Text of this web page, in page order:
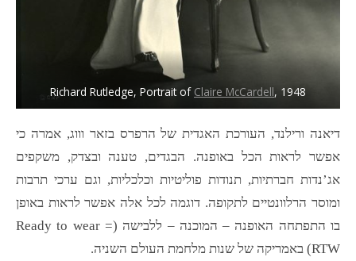
Richard Rutledge, Portrait of Claire McCardell, 1948
דיאנה ורילנד, העורכת האגדית של הרפרס בזאר וווג, אמרה כי
אפשר לראות הכל באופנה. הבגדים, טענה ובצדק, משקפים
אג’נדות חברתיות, תנודות פוליטיות וכלכליות, וגם ערכי תרבות
ומוסר הרלוונטיים לתקופה. דוגמה לכל אלה אפשר לראות באופן
בו התפתחה האופנה – המוכנה – ללבישה (Ready to wear =
RTW) באמריקה של שנות מלחמת העולם השניה.